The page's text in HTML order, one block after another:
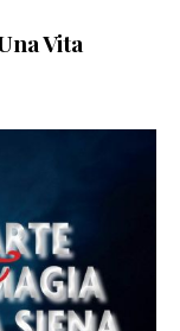
Vita